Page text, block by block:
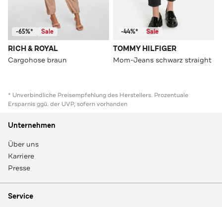
-65%* Sale
RICH & ROYAL
Cargohose braun
-44%* Sale
TOMMY HILFIGER
Mom-Jeans schwarz straight
* Unverbindliche Preisempfehlung des Herstellers. Prozentuale
Ersparnis ggü. der UVP, sofern vorhanden
Unternehmen
Über uns
Karriere
Presse
Service